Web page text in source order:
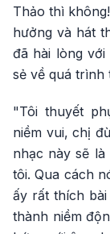
Thảo thì
hưởng và hát
đã hài lòng
sẻ về quá trình
"Tôi thuyết
niềm vui, chị
nhạc này sẽ
tôi. Qua cách
ấy rất thích
thành niềm